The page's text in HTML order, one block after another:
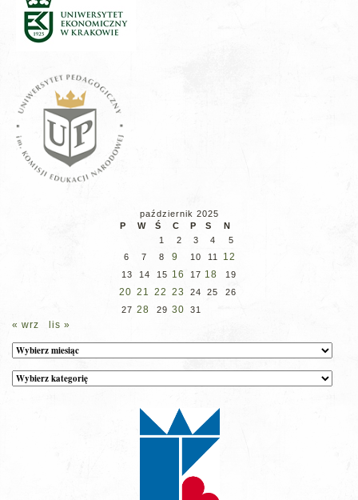
październik 2025
P
W Ś C P S
N
1
2 3 4
5
6
7 8 9 10 11 12
13 14 15 16 17 18 19
20 21 22 23 24 25
26
27 28 29 30 31
« wrz lis »
Archiwum
Kategorie
wpisów